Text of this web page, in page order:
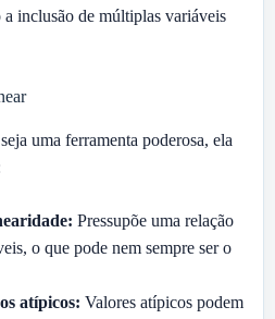
inclusão de múltiplas variáveis
uma ferramenta poderosa, ela
Pressupõe uma relação
o que pode nem sempre ser o
atípicos: Valores atípicos podem